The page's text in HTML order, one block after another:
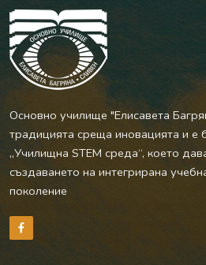
Основно училище "Елисавета
традицията среща иновацията и е
„Училищна STEM среда“, което
създаването на интегрирана
поколение